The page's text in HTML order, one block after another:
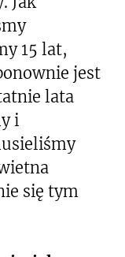
15 lat,
jest
lata
i
się tym